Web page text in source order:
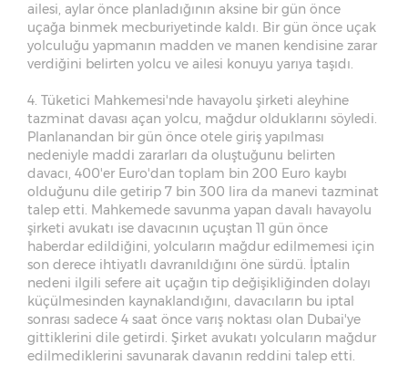
ailesi, aylar önce planladığının aksine bir gün önce
uçağa binmek mecburiyetinde kaldı. Bir gün önce uçak
yolculuğu yapmanın madden ve manen kendisine zarar
verdiğini belirten yolcu ve ailesi konuyu yarıya taşıdı.
4. Tüketici Mahkemesi'nde havayolu şirketi aleyhine
tazminat davası açan yolcu, mağdur olduklarını söyledi.
Planlanandan bir gün önce otele giriş yapılması
nedeniyle maddi zararları da oluştuğunu belirten
davacı, 400'er Euro'dan toplam bin 200 Euro kaybı
olduğunu dile getirip 7 bin 300 lira da manevi tazminat
talep etti. Mahkemede savunma yapan davalı havayolu
şirketi avukatı ise davacının uçuştan 11 gün önce
haberdar edildiğini, yolcuların mağdur edilmemesi için
son derece ihtiyatlı davranıldığını öne sürdü. İptalin
nedeni ilgili sefere ait uçağın tip değişikliğinden dolayı
küçülmesinden kaynaklandığını, davacıların bu iptal
sonrası sadece 4 saat önce varış noktası olan Dubai'ye
gittiklerini dile getirdi. Şirket avukatı yolcuların mağdur
edilmediklerini savunarak davanın reddini talep etti.